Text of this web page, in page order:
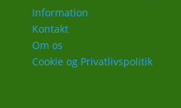
Information
Kontakt
Om os
Cookie og Privatlivspolitik